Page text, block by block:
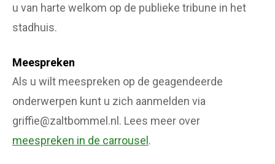
u van harte welkom op de publieke tribune in het
stadhuis.
Meespreken
Als u wilt meespreken op de geagendeerde
onderwerpen kunt u zich aanmelden via
griffie@zaltbommel.nl. Lees meer over
meespreken in de carrousel .